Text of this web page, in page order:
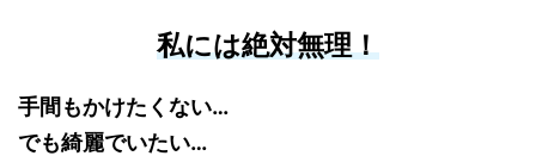
私には絶対無理！
手間もかけたくない…
でも綺麗でいたい…